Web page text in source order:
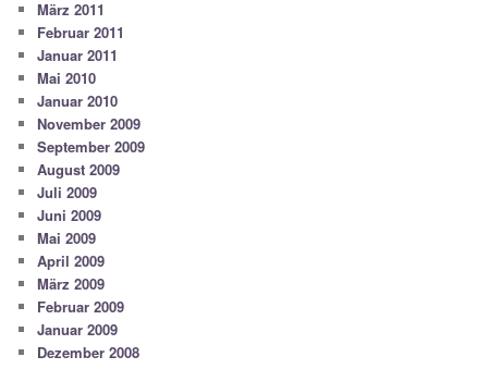
März 2011
Februar 2011
Januar 2011
Mai 2010
Januar 2010
November 2009
September 2009
August 2009
Juli 2009
Juni 2009
Mai 2009
April 2009
März 2009
Februar 2009
Januar 2009
Dezember 2008